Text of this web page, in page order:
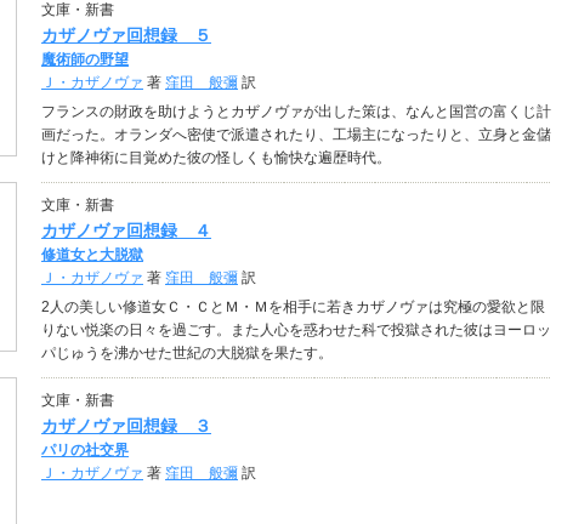
文庫・新書
カザノヴァ回想録 ５
魔術師の野望
Ｊ・カザノヴァ 著 窪田 般彌 訳
フランスの財政を助けようとカザノヴァが出した策は、なんと国営の富くじ計
画だった。オランダへ密使で派遣されたり、工場主になったりと、立身と金儲
けと降神術に目覚めた彼の怪しくも愉快な遍歴時代。
文庫・新書
カザノヴァ回想録 ４
修道女と大脱獄
Ｊ・カザノヴァ 著 窪田 般彌 訳
2人の美しい修道女Ｃ・ＣとＭ・Ｍを相手に若きカザノヴァは究極の愛欲と限
りない悦楽の日々を過ごす。また人心を惑わせた科で投獄された彼はヨーロッ
パじゅうを沸かせた世紀の大脱獄を果たす。
文庫・新書
カザノヴァ回想録 ３
パリの社交界
Ｊ・カザノヴァ 著 窪田 般彌 訳